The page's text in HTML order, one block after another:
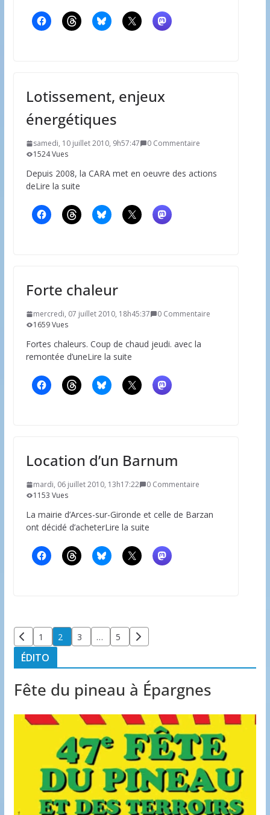
Lotissement, enjeux
énergétiques
samedi, 10 juillet 2010, 9h57:47
0 Commentaire
1524 Vues
Depuis 2008, la CARA met en oeuvre des actions
deLire la suite
Forte chaleur
mercredi, 07 juillet 2010, 18h45:37
0 Commentaire
1659 Vues
Fortes chaleurs. Coup de chaud jeudi. avec la
remontée d’uneLire la suite
Location d’un Barnum
mardi, 06 juillet 2010, 13h17:22
0 Commentaire
1153 Vues
La mairie d’Arces-sur-Gironde et celle de Barzan
ont décidé d’acheterLire la suite
Pagination
des
publications
1 2 3 … 5
ÉDITO
Fête du pineau à Épargnes